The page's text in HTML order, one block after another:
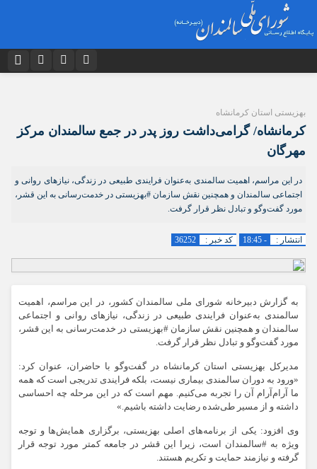
توییتر
آپارات رمز عبور
مرا به خاطر بسپار
بهزیستی استان کرمانشاه
کرمانشاه/ گرامی‌داشت روز پدر در جمع سالمندان مرکز
مهرگان
در این مراسم، اهمیت سالمندی به‌عنوان فرایندی طبیعی در زندگی، نیازهای روانی و
اجتماعی سالمندان و همچنین نقش سازمان #بهزیستی در خدمت‌رسانی به این قشر،
مورد گفت‌وگو و تبادل نظر قرار گرفت.
انتشار : - 18:45 کد خبر : 36252
به گزارش دبیرخانه شورای ملی سالمندان کشور، در این مراسم، اهمیت
سالمندی به‌عنوان فرایندی طبیعی در زندگی، نیازهای روانی و اجتماعی
سالمندان و همچنین نقش سازمان #بهزیستی در خدمت‌رسانی به این قشر،
مورد گفت‌وگو و تبادل نظر قرار گرفت.
مدیرکل بهزیستی استان کرمانشاه در گفت‌وگو با حاضران، عنوان کرد:
«ورود به دوران سالمندی بیماری نیست، بلکه فرایندی تدریجی است که همه
ما آرام‌آرام آن را تجربه می‌کنیم. مهم است که در این مرحله چه احساسی
داشته و از مسیر طی‌شده رضایت داشته باشیم.»
وی افزود: یکی از برنامه‌های اصلی بهزیستی، برگزاری همایش‌ها و توجه
ویژه به #سالمندان است، زیرا این قشر در جامعه کمتر مورد توجه قرار
گرفته و نیازمند حمایت و تکریم هستند.
منتشر خواهد شد.
پیام هایی که حاوی تهمت یا افترا باشد منتشر نخواهد شد.
پیام هایی که به غیر از زبان فارسی یا غیر مرتبط باشد منتشر نخواهد شد.